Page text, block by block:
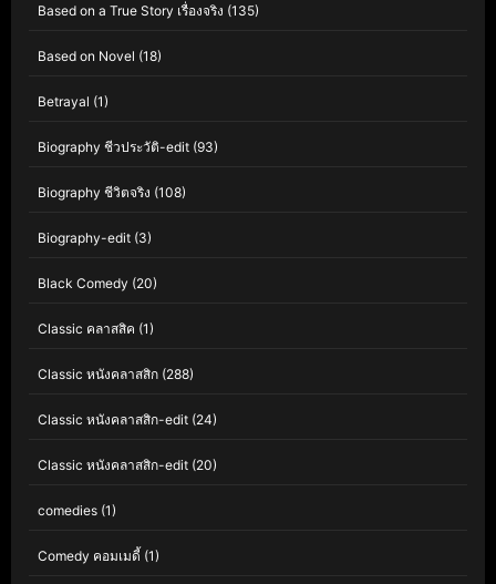
Based on a True Story เรื่องจริง (135)
Based on Novel (18)
Betrayal (1)
Biography ชีวประวัติ-edit (93)
Biography ชีวิตจริง (108)
Biography-edit (3)
Black Comedy (20)
Classic คลาสสิค (1)
Classic หนังคลาสสิก (288)
Classic หนังคลาสสิก-edit (24)
Classic หนังคลาสสิก-edit (20)
comedies (1)
Comedy คอมเมดี้ (1)